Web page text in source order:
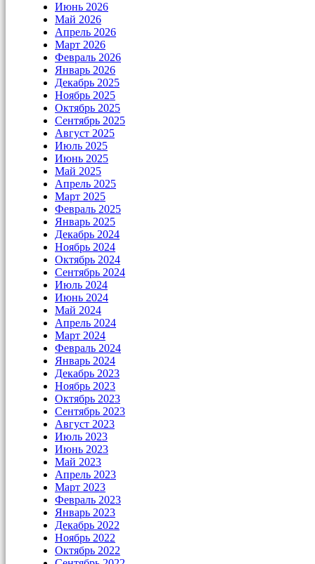
Июнь 2026
Май 2026
Апрель 2026
Март 2026
Февраль 2026
Январь 2026
Декабрь 2025
Ноябрь 2025
Октябрь 2025
Сентябрь 2025
Август 2025
Июль 2025
Июнь 2025
Май 2025
Апрель 2025
Март 2025
Февраль 2025
Январь 2025
Декабрь 2024
Ноябрь 2024
Октябрь 2024
Сентябрь 2024
Июль 2024
Июнь 2024
Май 2024
Апрель 2024
Март 2024
Февраль 2024
Январь 2024
Декабрь 2023
Ноябрь 2023
Октябрь 2023
Сентябрь 2023
Август 2023
Июль 2023
Июнь 2023
Май 2023
Апрель 2023
Март 2023
Февраль 2023
Январь 2023
Декабрь 2022
Ноябрь 2022
Октябрь 2022